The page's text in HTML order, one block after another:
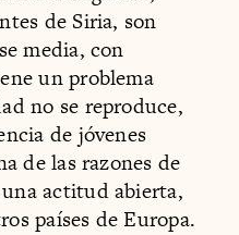
de Siria, son
media, con
un problema
no se reproduce,
de jóvenes
de las razones de
actitud abierta,
países de Europa.